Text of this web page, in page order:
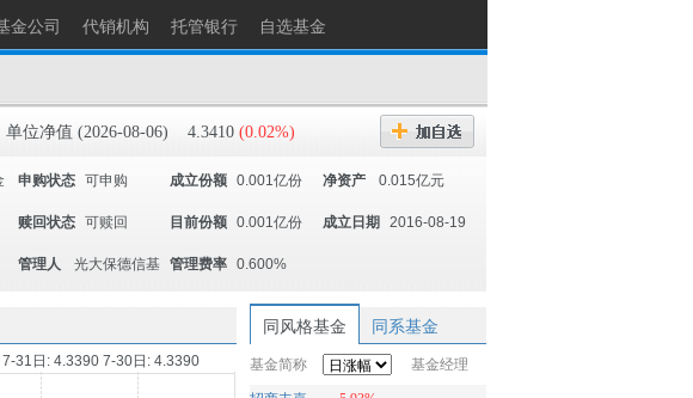
金公司 代销机构 托管银行 自选基金
单位净值 (2026-08-06) 4.3410 (0.02%)
申购状态 可申购 成立份额 0.001亿份 净资产 0.015亿元
赎回状态 可赎回 目前份额 0.001亿份 成立日期 2016-08-19
管理人 光大保德信基 管理费率 0.600%
31日: 4.3390 7-30日: 4.3390
同风格基金 同系基金
基金简称 基金经理